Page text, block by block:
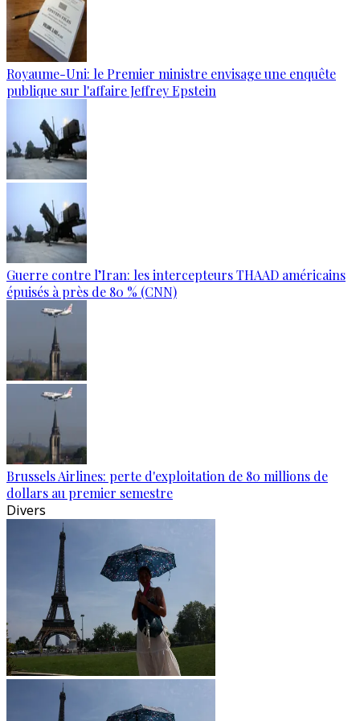
Royaume-Uni: le Premier ministre envisage une enquête
publique sur l'affaire Jeffrey Epstein
Guerre contre l’Iran: les intercepteurs THAAD américains
épuisés à près de 80 % (CNN)
Brussels Airlines: perte d'exploitation de 80 millions de
dollars au premier semestre
Divers